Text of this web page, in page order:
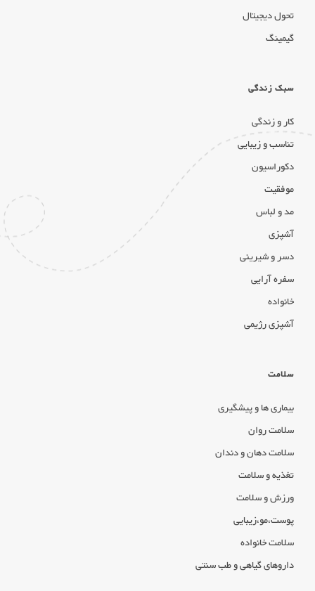
تحول دیجیتال
گیمینگ
سبک زندگی
کار و زندگی
تناسب و زیبایی
دکوراسیون
موفقیت
مد و لباس
آشپزی
دسر و شیرینی
سفره آرایی
خانواده
آشپزی رژیمی
سلامت
بیماری ها و پیشگیری
سلامت روان
سلامت دهان و دندان
تغذیه و سلامت
ورزش و سلامت
پوست،مو،زیبایی
سلامت خانواده
داروهای گیاهی و طب سنتی